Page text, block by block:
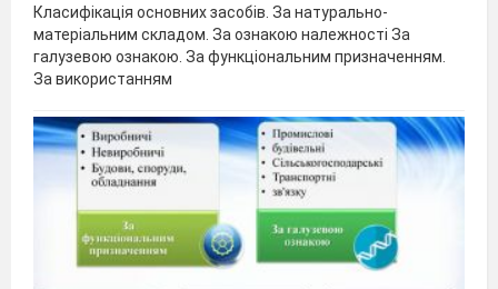
Класифікація основних засобів. За натурально-
матеріальним складом. За ознакою належності За
галузевою ознакою. За функціональним призначенням.
За використанням